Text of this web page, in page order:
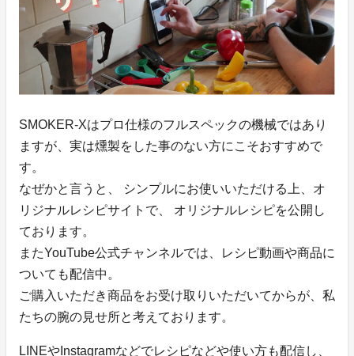
SMOKER-Xはプロ仕様のフルスペックの機械ではあり
ますが、実は燻製をした事のない方にこそおすすめで
す。
なぜかと言うと、 シンプルにお使いいただける上、オ
リジナルレシピサイトで、 オリジナルレシピを公開し
ております。
またYouTube公式チャンネルでは、レシピ動画や商品に
ついても配信中。
ご購入いただき商品をお受け取りいただいてからが、私
たちの腕の見せ所と考えております。
LINEやInstagramなどでレシピなどや使い方も配信し、